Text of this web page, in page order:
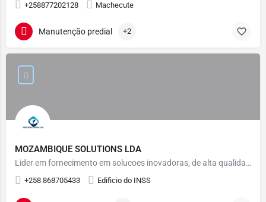
+258877202128 Machecute
Manutenção predial +2
MOZAMBIQUE SOLUTIONS LDA
Lider em fornecimento em solucoes inovadoras, de alta qualidade a prices altamente competitivos
+258 868705433 Edificio do INSS